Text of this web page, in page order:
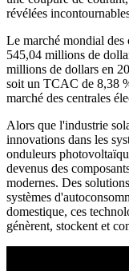
révélées
Le marché mondial des
545,04 millions de
millions de dollars en
soit un TCAC de 8,38
marché des centrales
Alors que l'industrie
innovations dans les
onduleurs
devenus des
modernes. Des
systèmes
domestique, ces
génèrent, stockent et